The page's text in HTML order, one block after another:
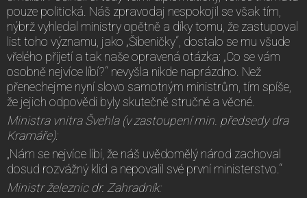
pouze politická. Náš zpravodaj nespokojil se však tím,
nýbrž vyhledal ministry opětně a díky tomu, že zastupoval
list toho významu, jako „Šibeničky“, dostalo se mu všude
vřelého přijetí a tak naše opravená otázka: „Co se vám
osobně nejvíce líbí?“ nevyšla nikde naprázdno. Než
přenechejme nyní slovo samotným ministrům, tím spíše,
že jejich odpovědi byly skutečně stručné a věcné.
Ministra vnitra Švehla (v zastoupení min. předsedy dra
Kramáře):
„Nám se nejvíce líbí, že náš uvědomělý národ zachoval
dosud rozvážný klid a nepovalil své první ministerstvo.“
Ministr železnic dr. Zahradník: